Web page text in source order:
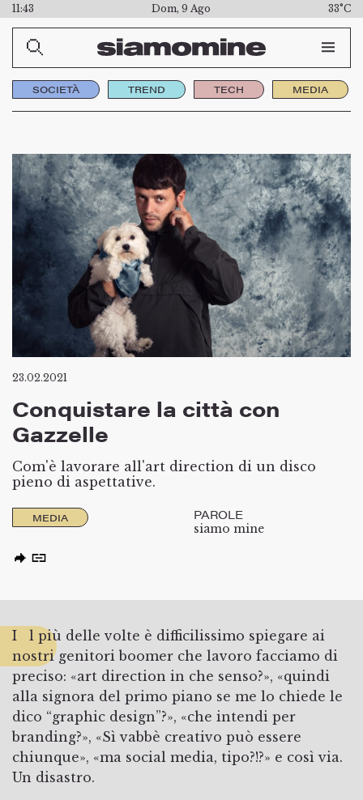
11:43 Dom, 9 Ago 33°C
SOCIETÀ TREND TECH MEDIA
23.02.2021
Conquistare la città con
Gazzelle
Com'è lavorare all'art direction di un disco
pieno di aspettative.
MEDIA PAROLE
siamo mine
Il più delle volte è difficilissimo spiegare ai
nostri genitori boomer che lavoro facciamo di
preciso: «art direction in che senso?», «quindi
alla signora del primo piano se me lo chiede le
dico “graphic design”?», «che intendi per
branding?», «Sì vabbè creativo può essere
chiunque», «ma social media, tipo?!?» e così via.
Un disastro.